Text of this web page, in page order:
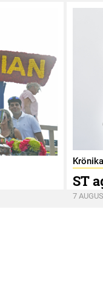
Krönika
ST
7